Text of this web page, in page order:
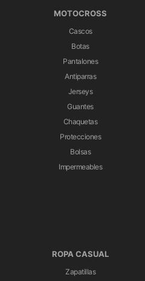
MOTOCROSS
Cascos
Botas
Pantalones
Antiparras
Jerseys
Guantes
Chaquetas
Protecciones
Bolsas
Impermeables
ROPA CASUAL
Zapatillas